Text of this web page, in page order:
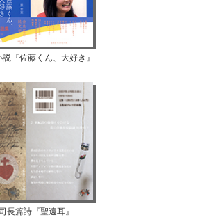
『佐藤くん、大好き』
長篇詩『聖遠耳』